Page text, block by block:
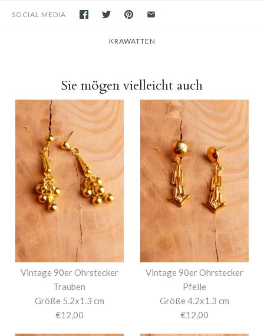
SOCIAL MEDIA
KRAWATTEN
Sie mögen vielleicht auch
Vintage 90er Ohrstecker
Trauben
Größe 5.2x1.3 cm
€12,00
Vintage 90er Ohrstecker
Pfeile
Größe 4.2x1.3 cm
€12,00